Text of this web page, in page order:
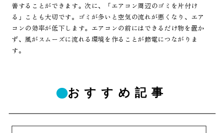
善することができます。次に、「エアコン周辺のゴミを片付け
る」ことも大切です。ゴミが多いと空気の流れが悪くなり、エア
コンの効率が低下します。エアコンの前にはできるだけ物を置か
ず、風がスムーズに流れる環境を作ることが節電につながりま
す。
おすすめ記事